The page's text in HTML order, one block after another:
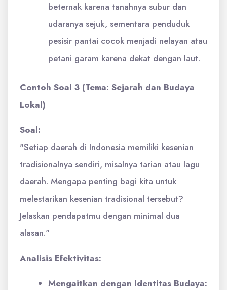
beternak karena tanahnya subur dan
udaranya sejuk, sementara penduduk
pesisir pantai cocok menjadi nelayan atau
petani garam karena dekat dengan laut.
Contoh Soal 3 (Tema: Sejarah dan Budaya
Lokal)
Soal:
"Setiap daerah di Indonesia memiliki kesenian
tradisionalnya sendiri, misalnya tarian atau lagu
daerah. Mengapa penting bagi kita untuk
melestarikan kesenian tradisional tersebut?
Jelaskan pendapatmu dengan minimal dua
alasan."
Analisis Efektivitas:
Mengaitkan dengan Identitas Budaya: